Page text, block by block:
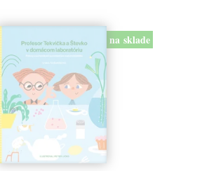
na sklade